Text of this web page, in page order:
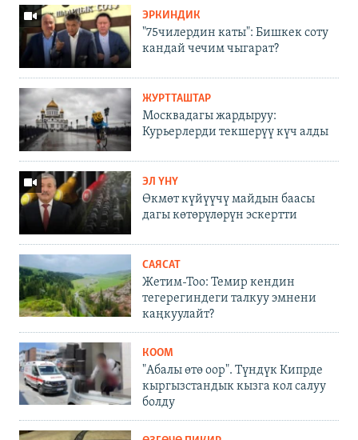
ЭРКИНДИК
"75чилердин каты": Бишкек соту
кандай чечим чыгарат?
ЖУРТТАШТАР
Москвадагы жардыруу:
Курьерлерди текшерүү күч алды
ЭЛ ҮНҮ
Өкмөт күйүүчү майдын баасы
дагы көтөрүлөрүн эскертти
САЯСАТ
Жетим-Тоо: Темир кендин
тегерегиндеги талкуу эмнени
каңкуулайт?
КООМ
"Абалы өтө оор". Түндүк Кипрде
кыргызстандык кызга кол салуу
болду